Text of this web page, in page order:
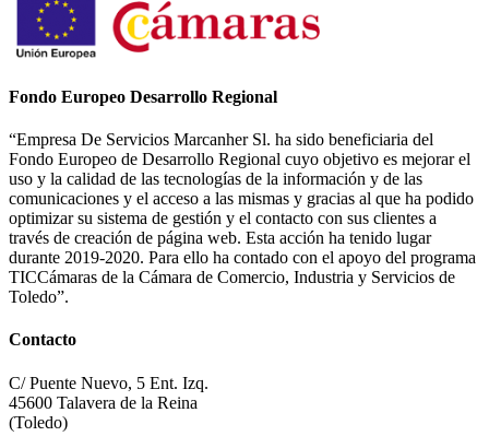
Fondo Europeo Desarrollo Regional
“Empresa De Servicios Marcanher Sl. ha sido beneficiaria del
Fondo Europeo de Desarrollo Regional cuyo objetivo es mejorar el
uso y la calidad de las tecnologías de la información y de las
comunicaciones y el acceso a las mismas y gracias al que ha podido
optimizar su sistema de gestión y el contacto con sus clientes a
través de creación de página web. Esta acción ha tenido lugar
durante 2019-2020. Para ello ha contado con el apoyo del programa
TICCámaras de la Cámara de Comercio, Industria y Servicios de
Toledo”.
Contacto
C/ Puente Nuevo, 5 Ent. Izq.
45600 Talavera de la Reina
(Toledo)